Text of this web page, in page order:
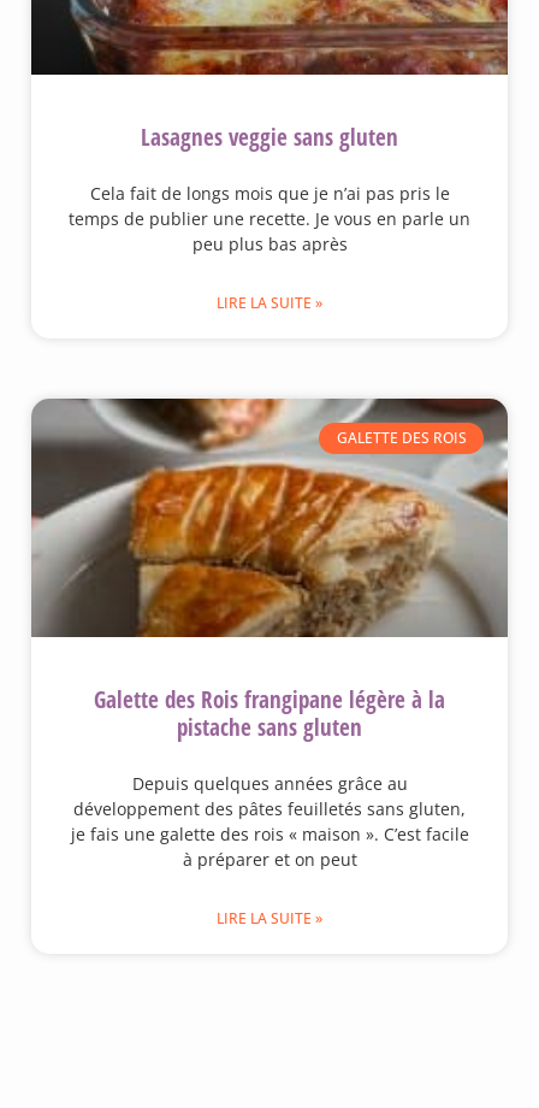
Lasagnes veggie sans gluten
Cela fait de longs mois que je n’ai pas pris le
temps de publier une recette. Je vous en parle un
peu plus bas après
LIRE LA SUITE »
GALETTE DES ROIS
Galette des Rois frangipane légère à la
pistache sans gluten
Depuis quelques années grâce au
développement des pâtes feuilletés sans gluten,
je fais une galette des rois « maison ». C’est facile
à préparer et on peut
LIRE LA SUITE »